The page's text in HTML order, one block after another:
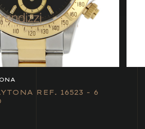
REF. 16523 - 6